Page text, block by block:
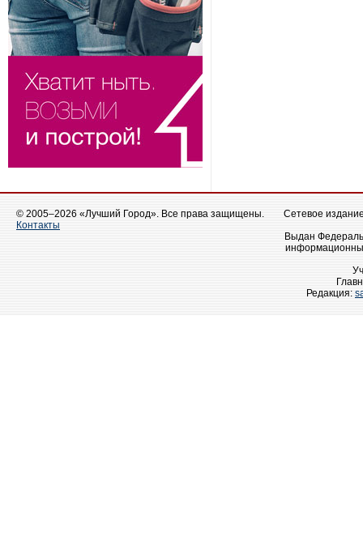
© 2005–2026 «Лучший Город». Все права защищены.
Контакты
Сетевое
Выдан
Редакция: